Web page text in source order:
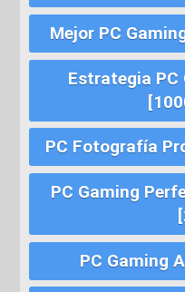
Mejor PC
Estrategia PC
PC Fotografía
PC Gaming
PC Gaming